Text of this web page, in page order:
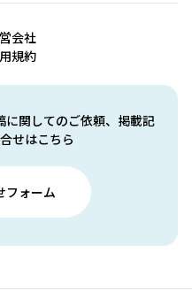
に関してのご依頼、掲載記
せはこちら
フォーム
会社
規約